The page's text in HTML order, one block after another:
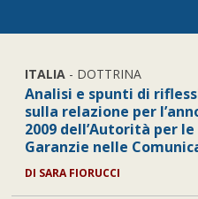
ITALIA - DOTTRINA
Analisi e spunti di
sulla relazione per
2009 dell’Autorità per le
Garanzie nelle
DI SARA FIORUCCI